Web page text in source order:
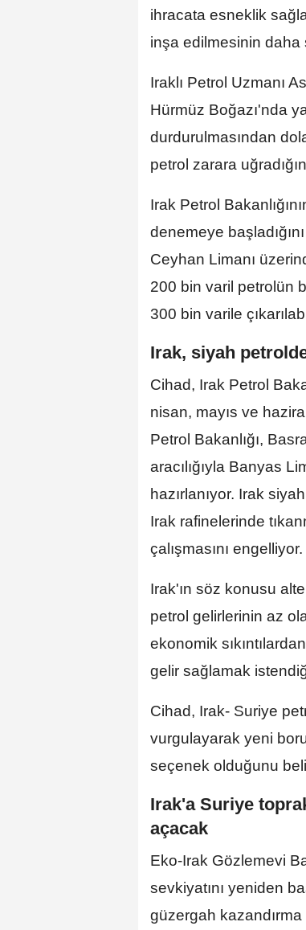
ihracata esneklik
inşa edilmesinin
Iraklı Petrol Uzmanı
Hürmüz Boğazı'nda
durdurulmasından
petrol zarara
Irak Petrol
denemeye
Ceyhan Limanı
200 bin varil petrolün
300 bin varile
Irak, siyah
Cihad, Irak Petrol
nisan, mayıs ve
Petrol Bakanlığı,
aracılığıyla Banyas
hazırlanıyor. Irak
Irak rafinelerinde
çalışmasını
Irak'ın söz konusu
petrol gelirlerinin az
ekonomik
gelir sağlamak
Cihad, Irak- Suriye
vurgulayarak yeni
seçenek olduğunu
Irak'a Suriye
açacak
Eko-Irak Gözlemevi
sevkiyatını yeniden
güzergah kazandırma